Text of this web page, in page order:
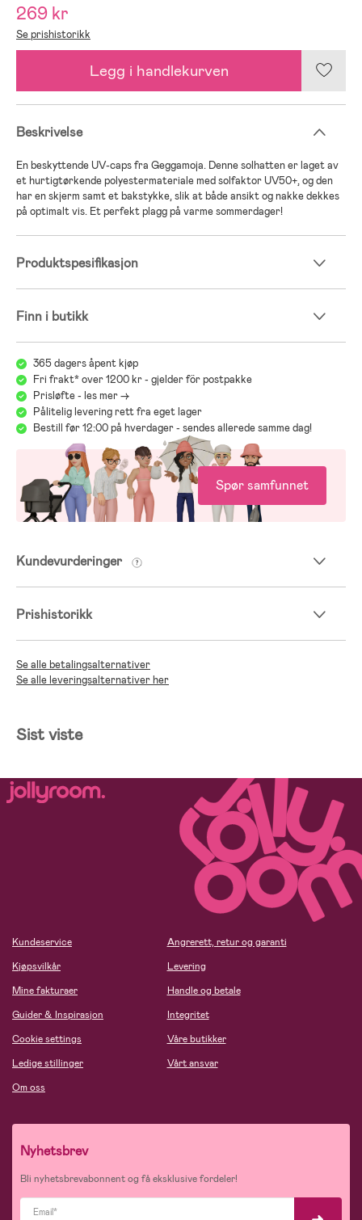
269 kr
Se prishistorikk
Legg i handlekurven
Beskrivelse
En beskyttende UV-caps fra Geggamoja. Denne solhatten er laget av
et hurtigtørkende polyestermateriale med solfaktor UV50+, og den
har en skjerm samt et bakstykke, slik at både ansikt og nakke dekkes
på optimalt vis. Et perfekt plagg på varme sommerdager!
Produktspesifikasjon
Finn i butikk
365 dagers åpent kjøp
Fri frakt* over 1200 kr - gjelder för postpakke
Prisløfte - les mer ->
Pålitelig levering rett fra eget lager
Bestill før 12:00 på hverdager - sendes allerede samme dag!
Spør samfunnet
Kundevurderinger
Prishistorikk
Se alle betalingsalternativer
Se alle leveringsalternativer her
Sist viste
Kundeservice
Kjøpsvilkår
Mine fakturaer
Guider & Inspirasjon
Cookie settings
Ledige stillinger
Om oss
Angrerett, retur og garanti
Levering
Handle og betale
Integritet
Våre butikker
Vårt ansvar
Nyhetsbrev
Bli nyhetsbrevabonnent og få eksklusive fordeler!
Email*